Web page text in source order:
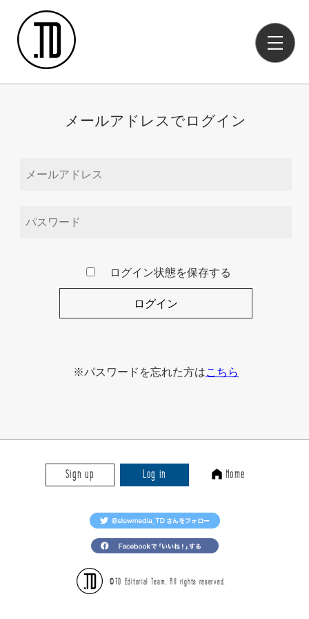
メールアドレスでログイン
ログイン状態を保存する
※パスワードを忘れた方は こちら
Sign up Log in Home
©TD Editorial Team. All rights reserved.